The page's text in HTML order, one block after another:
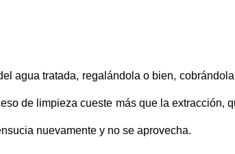
agua tratada, regalándola o bien, cobrándola
de limpieza cueste más que la extracción,
nuevamente y no se aprovecha.